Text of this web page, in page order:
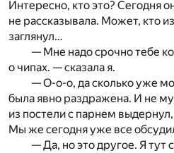
Интересно, кто это? Сегодня
не рассказывала. Может, кто
заглянул…
— Мне надо срочно тебе
о чипах. — сказала я.
— О-о-о, да сколько уже
была явно раздражена. И не
из постели с парнем
Мы же сегодня уже все
— Да, но это другое. Я тут